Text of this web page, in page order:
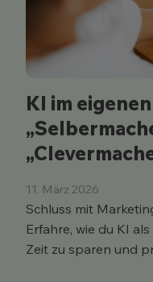
KI im
11. März 2026
Schluss mit
Erfahre, wie du KI
Zeit zu sparen und